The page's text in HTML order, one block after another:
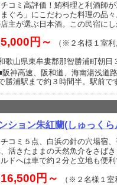
コミ高評価！鮪料理と利酒師
ぐろ」にこだわった料理の品
主が選ぶ日本酒。この民宿にし
5,000円～ （※２名様１室利
歌山県東牟婁郡那智勝浦町朝日
阪神高速、阪和道、海南湯浅道
勝浦駅まで約３時間半。駅前で
ション朱紅蘭(しゅっくら
コミ５点、白浜の針の穴場宿
活きたままの天然魚介をさば
ドへは車で約２分と立地も便利
16,500円～ （※２名様１室